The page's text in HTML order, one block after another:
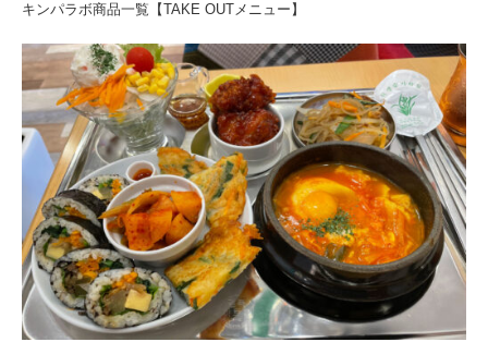
キンパラボ商品一覧【TAKE OUTメニュー】